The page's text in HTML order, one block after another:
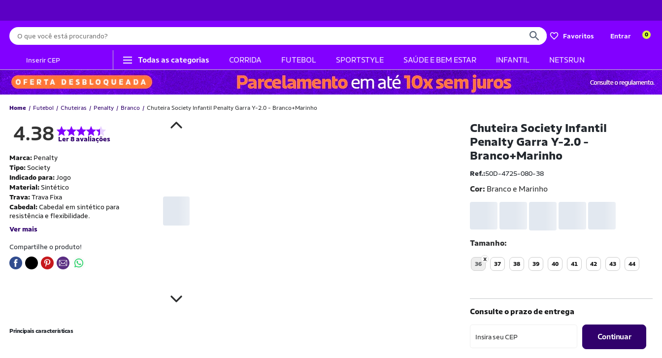
Busca
Favoritos Entrar 0
Inserir CEP Todas as categorias CORRIDA FUTEBOL SPORTSTYLE SAÚDE E BEM ESTAR INFANTIL NETSRUN
Home Futebol Chuteiras Penalty Branco Chuteira Society Infantil Penalty Garra Y-2.0 - Branco+Marinho
4.38 Ler 8 avaliações
Marca: Penalty
Tipo:Society
Indicado para: Jogo
Material:Sintético
Trava:Trava Fixa
Cabedal: Cabedal em sintético para
resistência e flexibilidade.
Ver mais
Compartilhe o produto!
Chuteira Society Infantil
Penalty Garra Y-2.0 -
Branco+Marinho
Ref.:50D-4725-080-38
Cor: Branco e Marinho
Tamanho
36 37 38 39 40 41 42 43 44
Consulte o prazo de entrega
Insira seu CEP Continuar
Principais características